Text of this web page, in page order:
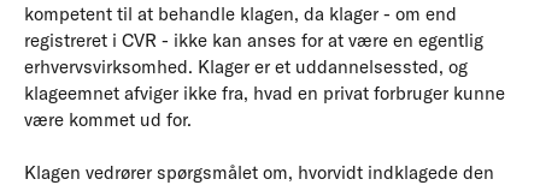
kompetent til at behandle klagen, da klager - om end
registreret i CVR - ikke kan anses for at være en egentlig
erhvervsvirksomhed. Klager er et uddannelsessted, og
klageemnet afviger ikke fra, hvad en privat forbruger kunne
være kommet ud for.
Klagen vedrører spørgsmålet om, hvorvidt indklagede den